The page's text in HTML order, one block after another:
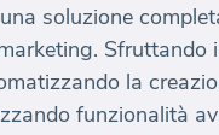
soluzione
Sfruttando
la
funzionalità